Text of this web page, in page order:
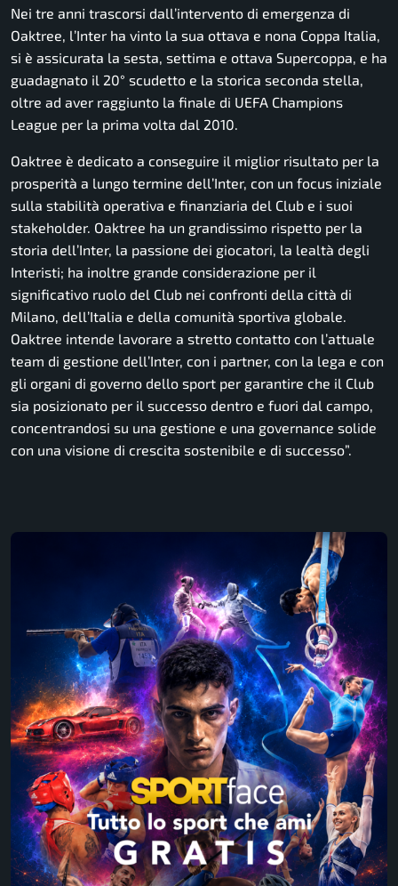
Nei tre anni trascorsi dall’intervento di emergenza di
Oaktree, l’Inter ha vinto la sua ottava e nona Coppa Italia,
si è assicurata la sesta, settima e ottava Supercoppa, e ha
guadagnato il 20° scudetto e la storica seconda stella,
oltre ad aver raggiunto la finale di UEFA Champions
League per la prima volta dal 2010.
Oaktree è dedicato a conseguire il miglior risultato per la
prosperità a lungo termine dell’Inter, con un focus iniziale
sulla stabilità operativa e finanziaria del Club e i suoi
stakeholder. Oaktree ha un grandissimo rispetto per la
storia dell’Inter, la passione dei giocatori, la lealtà degli
Interisti; ha inoltre grande considerazione per il
significativo ruolo del Club nei confronti della città di
Milano, dell’Italia e della comunità sportiva globale.
Oaktree intende lavorare a stretto contatto con l’attuale
team di gestione dell’Inter, con i partner, con la lega e con
gli organi di governo dello sport per garantire che il Club
sia posizionato per il successo dentro e fuori dal campo,
concentrandosi su una gestione e una governance solide
con una visione di crescita sostenibile e di successo”.